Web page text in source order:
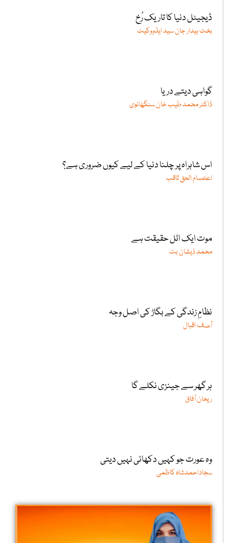
ڈیجیٹل دنیا کا تاریک رُخ
بخت بیدار جان سید ایڈووکیٹ
گواہی دیتے دریا
ڈاکٹر محمد طیب خان سنگھانوی
اس شاہراہ پر چلنا دنیا کے لیے کیوں ضروری ہے؟
اعتصام الحق ثاقب
موت ایک اٹل حقیقت ہے
محمد ذیشان بٹ
نظامِ زندگی کے بگاڑ کی اصل وجہ
آصف اقبال
ہر گھر سے جینزی نکلے گا
ریحان آفاق
وہ عورت جو کہیں دکھائی نہیں دیتی
سجاداحمدشاہ کاظمی